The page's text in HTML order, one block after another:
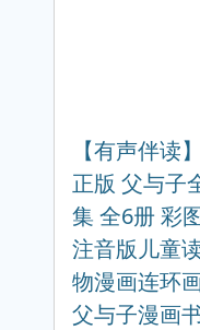
【有声伴读】
正版 父与子
集 全6册 彩
注音版儿童
物漫画连环
父与子漫画